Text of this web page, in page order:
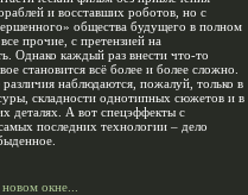
и восставших роботов, но с
общества будущего в полном
прочие, с претензией на
Однако каждый раз внести что-то
становится всё более и более сложно.
наблюдаются, пожалуй, только в
складности однотипных сюжетов и в
деталях. А вот спецэффекты с
последних технологии – дело
окне...